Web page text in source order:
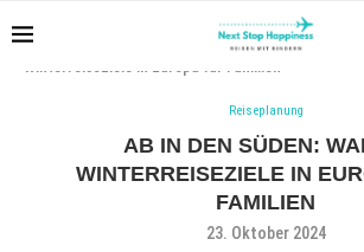
Home
Ab in den Süden:
Winterreiseziele in Europa für Familien
Reiseplanung
AB IN DEN SÜDEN:
WINTERREISEZIELE IN
FAMILIEN
23. Oktober 2024